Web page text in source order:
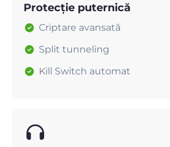
Protecție puternică
Criptare avansată
Split tunneling
Kill Switch automat